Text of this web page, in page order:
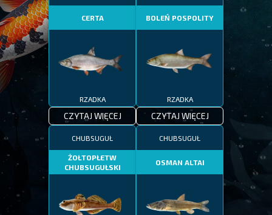
CERTA
RZADKA
CZYTAJ WIĘCEJ
BOLEŃ POSPOLITY
RZADKA
CZYTAJ WIĘCEJ
CHUBSUGUŁ
ŻOŁTOPŁETW
CHUBSUGUŁSKI
CHUBSUGUŁ
OSMAN ALTAI